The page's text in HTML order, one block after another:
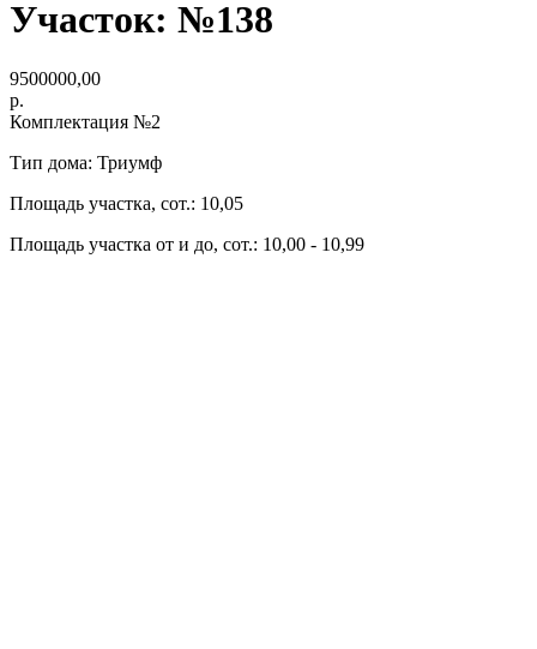
Участок: №138
9500000,00
р.
Комплектация №2
Тип дома: Триумф
Площадь участка, сот.: 10,05
Площадь участка от и до, сот.: 10,00 - 10,99